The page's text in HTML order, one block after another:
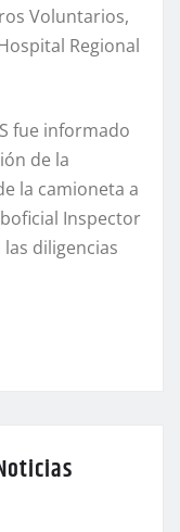
Voluntarios,
Regional
fue informado
de la
la camioneta a
Inspector
las diligencias